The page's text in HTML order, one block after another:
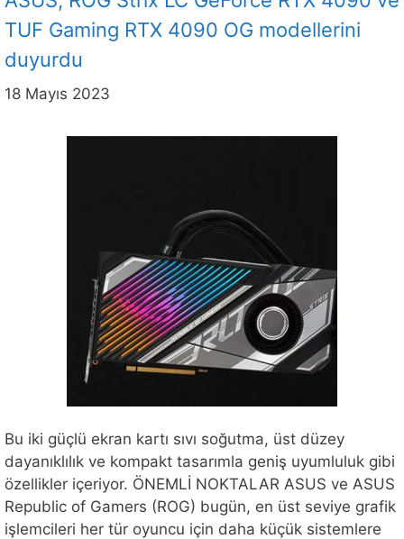
TUF Gaming RTX 4090 OG modellerini
duyurdu
18 Mayıs 2023
Bu iki güçlü ekran kartı sıvı soğutma, üst düzey
dayanıklılık ve kompakt tasarımla geniş uyumluluk gibi
özellikler içeriyor. ÖNEMLİ NOKTALAR ASUS ve ASUS
Republic of Gamers (ROG) bugün, en üst seviye grafik
işlemcileri her tür oyuncu için daha küçük sistemlere